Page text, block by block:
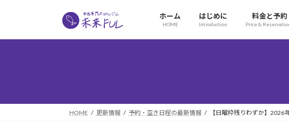
キ
に
ホーム
HOME
はじめに
Introduction
料金と予約
Price &
HOME 更新情報 予約・空き日程の最新情報 【日曜枠残りわずか】